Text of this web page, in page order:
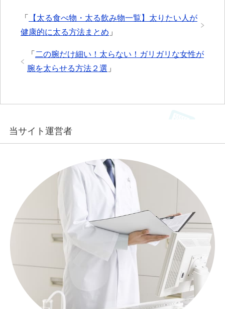
「
【太る食べ物・太る飲み物一覧】太りたい人が
健康的に太る方法まとめ 」
「 二の腕だけ細い！太らない！ガリガリな女性が
腕を太らせる方法２選 」
当サイト運営者